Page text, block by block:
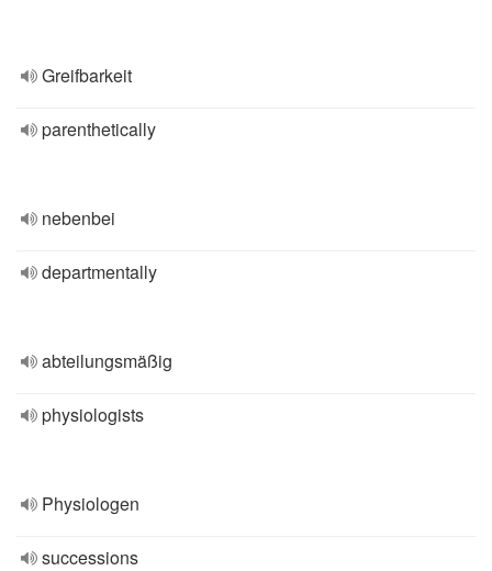
Greifbarkeit
parenthetically
nebenbei
departmentally
abteilungsmäßig
physiologists
Physiologen
successions